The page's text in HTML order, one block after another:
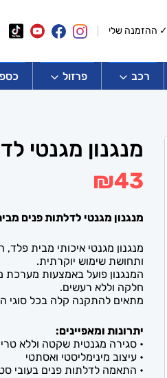
✓ ההזמנה שלי
רכב פרזול
מנגנון מגנטי
₪43
מנגנון מגנטי לדלתות פנים
מנגנון מגנטי איכותי מבית
ותחושת שימוש יוקרתית.
המנגנון פועל באמצעות
חלקה וללא רעשים.
מתאים להתקנה קלה בכל סוגי
יתרונות ומאפיינים:
• סגירה מגנטית שקטה וללא
• עיצוב מינימליסטי ואסתטי
• התאמה לדלתות פנים בעובי